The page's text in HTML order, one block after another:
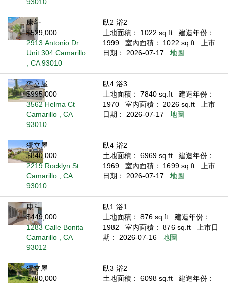
康斗
$529,000
2913 Antonio Dr
Unit 304 Camarillo
, CA 93010
臥2 浴2
土地面積： 1022 sq.ft
建造年份：
1999
室內面積： 1022 sq.ft
上市
日期： 2026-07-17
地圖
獨立屋
$995,000
3562 Helma Ct
Camarillo , CA
93010
臥4 浴3
土地面積： 7840 sq.ft
建造年份：
1970
室內面積： 2026 sq.ft
上市
日期： 2026-07-17
地圖
獨立屋
$840,000
2219 Rocklyn St
Camarillo , CA
93010
臥4 浴2
土地面積： 6969 sq.ft
建造年份：
1969
室內面積： 1699 sq.ft
上市
日期： 2026-07-17
地圖
康斗
$449,000
1283 Calle Bonita
Camarillo , CA
93012
臥1 浴1
土地面積： 876 sq.ft
建造年份：
1982
室內面積： 876 sq.ft
上市日
期： 2026-07-16
地圖
獨立屋
$780,000
臥3 浴2
土地面積： 6098 sq.ft
建造年份：